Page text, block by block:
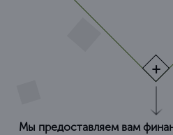
Мы предоставляем вам